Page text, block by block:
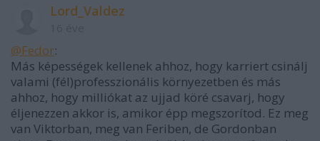
Lord_Valdez
@Fedor:
Más képességek kellenek ahhoz, hogy karriert csinálj
valami (fél)professzionális környezetben és más
ahhoz, hogy milliókat az ujjad köré csavarj, hogy
éljenezzen akkor is, amikor épp megszorítod. Ez meg
van Viktorban, meg van Feriben, de Gordonban